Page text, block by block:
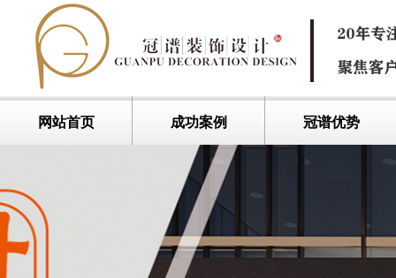
网站首页 成功案例 冠谱优势